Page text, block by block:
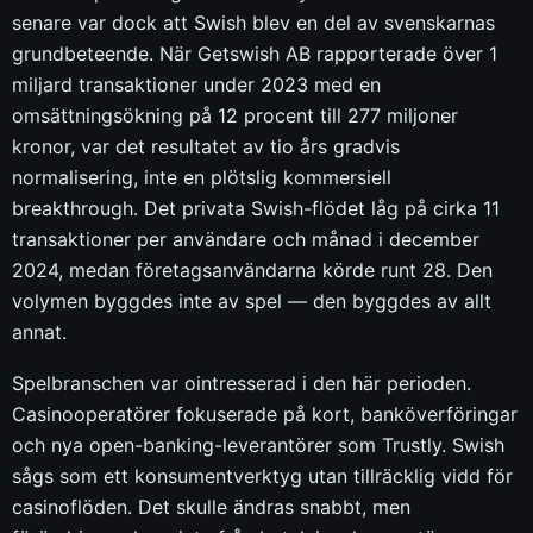
senare var dock att Swish blev en del av svenskarnas
grundbeteende. När Getswish AB rapporterade över 1
miljard transaktioner under 2023 med en
omsättningsökning på 12 procent till 277 miljoner
kronor, var det resultatet av tio års gradvis
normalisering, inte en plötslig kommersiell
breakthrough. Det privata Swish-flödet låg på cirka 11
transaktioner per användare och månad i december
2024, medan företagsanvändarna körde runt 28. Den
volymen byggdes inte av spel — den byggdes av allt
annat.
Spelbranschen var ointresserad i den här perioden.
Casinooperatörer fokuserade på kort, banköverföringar
och nya open-banking-leverantörer som Trustly. Swish
sågs som ett konsumentverktyg utan tillräcklig vidd för
casinoflöden. Det skulle ändras snabbt, men